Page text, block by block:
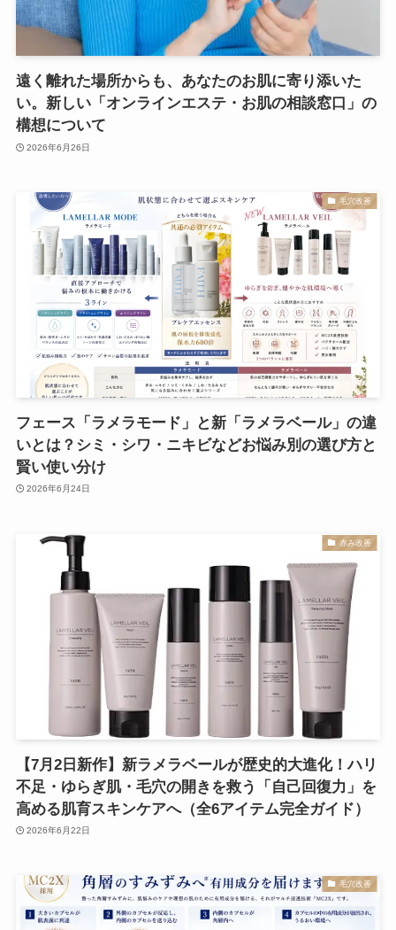
遠く離れた場所からも、あなたのお肌に寄り添いた
い。新しい「オンラインエステ・お肌の相談窓口」の
構想について
2026年6月26日
毛穴改善
フェース「ラメラモード」と新「ラメラベール」の違
いとは？シミ・シワ・ニキビなどお悩み別の選び方と
賢い使い分け
2026年6月24日
赤み改善
【7月2日新作】新ラメラベールが歴史的大進化！ハリ
不足・ゆらぎ肌・毛穴の開きを救う「自己回復力」を
高める肌育スキンケアへ（全6アイテム完全ガイド）
2026年6月22日
毛穴改善